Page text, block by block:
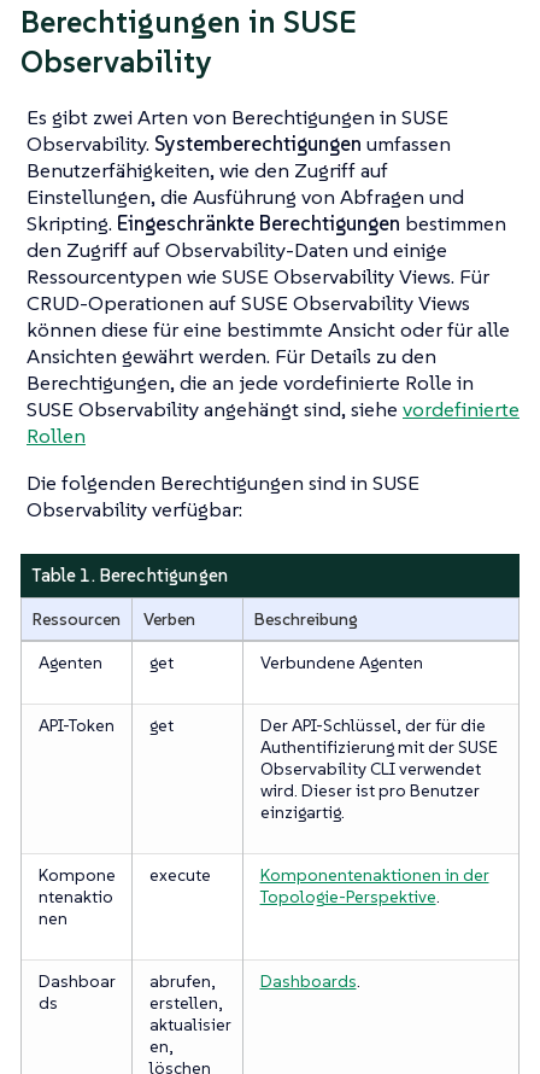
Berechtigungen in SUSE
Observability
Es gibt zwei Arten von Berechtigungen in SUSE
Observability. Systemberechtigungen umfassen
Benutzerfähigkeiten, wie den Zugriff auf
Einstellungen, die Ausführung von Abfragen und
Skripting. Eingeschränkte Berechtigungen bestimmen
den Zugriff auf Observability-Daten und einige
Ressourcentypen wie SUSE Observability Views. Für
CRUD-Operationen auf SUSE Observability Views
können diese für eine bestimmte Ansicht oder für alle
Ansichten gewährt werden. Für Details zu den
Berechtigungen, die an jede vordefinierte Rolle in
SUSE Observability angehängt sind, siehe vordefinierte
Rollen
Die folgenden Berechtigungen sind in SUSE
Observability verfügbar:
Table 1. Berechtigungen
Ressourcen Verben
Beschreibung
Agenten
get Verbundene Agenten
API-Token get
Der API-Schlüssel, der für die
Authentifizierung mit der SUSE
Observability CLI verwendet
wird. Dieser ist pro Benutzer
einzigartig.
Kompone
ntenaktio
nen
execute
Komponentenaktionen in der
Topologie-Perspektive.
Dashboar
ds
abrufen,
erstellen,
aktualisier
en,
löschen
Dashboards.